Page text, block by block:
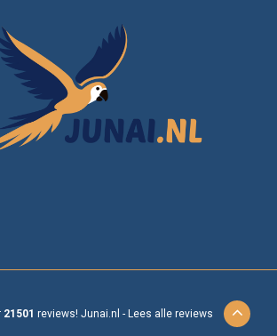
21501 reviews! Junai.nl - Lees alle reviews